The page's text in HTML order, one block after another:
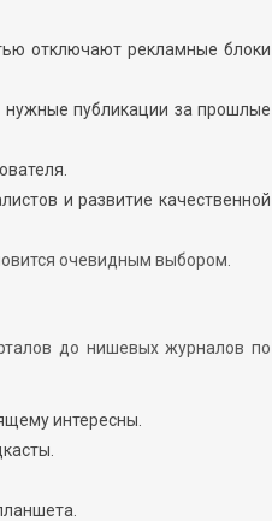
отключают рекламные блоки
нужные публикации за прошлые
и развитие качественной
очевидным выбором.
до нишевых журналов по
интересны.